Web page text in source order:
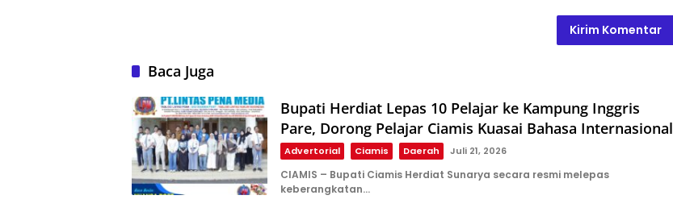
Baca Juga
Bupati Herdiat Lepas 10 Pelajar ke Kampung Inggris
Pare, Dorong Pelajar Ciamis Kuasai Bahasa Internasional
Advertorial Ciamis Daerah Juli 21, 2026
CIAMIS – Bupati Ciamis Herdiat Sunarya secara resmi melepas
keberangkatan…